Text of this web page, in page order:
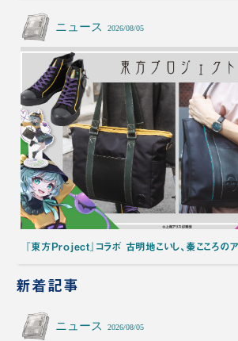
ニュース 2026/08/05
『東方Project』コラボ 古明地こいし、秦こころのア
新着記事
ニュース 2026/08/05